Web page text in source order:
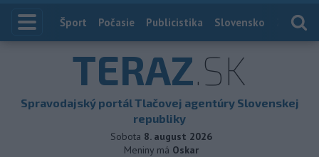
Index
Šport Počasie Publicistika Slovensko
TERAZ.SK
Spravodajský portál Tlačovej agentúry Slovenskej
republiky
Sobota 8. august 2026
Meniny má Oskar